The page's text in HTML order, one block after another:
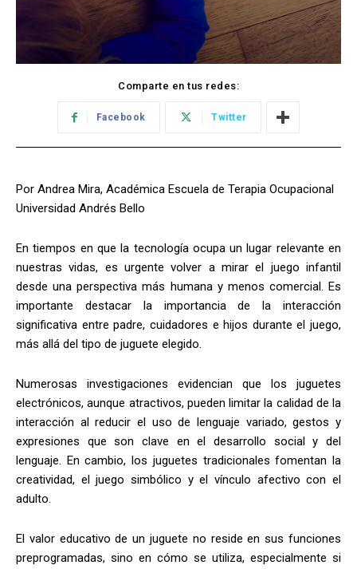
Comparte en tus redes:
Facebook Twitter
Por Andrea Mira, Académica Escuela de Terapia Ocupacional
Universidad Andrés Bello
En tiempos en que la tecnología ocupa un lugar relevante en
nuestras vidas, es urgente volver a mirar el juego infantil
desde una perspectiva más humana y menos comercial. Es
importante destacar la importancia de la interacción
significativa entre padre, cuidadores e hijos durante el juego,
más allá del tipo de juguete elegido.
Numerosas investigaciones evidencian que los juguetes
electrónicos, aunque atractivos, pueden limitar la calidad de la
interacción al reducir el uso de lenguaje variado, gestos y
expresiones que son clave en el desarrollo social y del
lenguaje. En cambio, los juguetes tradicionales fomentan la
creatividad, el juego simbólico y el vínculo afectivo con el
adulto.
El valor educativo de un juguete no reside en sus funciones
preprogramadas, sino en cómo se utiliza, especialmente si